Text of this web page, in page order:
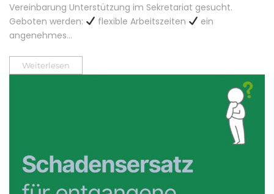
Vereinbarung Unterstützung im Sekretariat gesucht.
Geboten werden:
flexible Arbeitszeiten
ein
angenehmes…
Weiterlesen